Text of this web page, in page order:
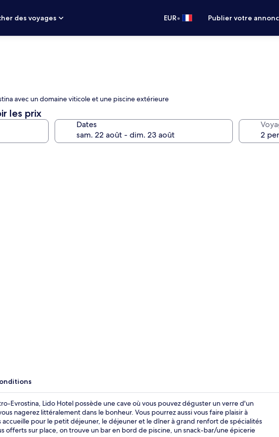
des voyages
EUR• Publier votre
avec un domaine viticole et une piscine extérieure
les prix
Dates
Façade de
Evrostina, Lido Hotel possède une cave où vous pouvez déguster un verre d'un
nagerez littéralement dans le bonheur. Vous pourrez aussi vous faire plaisir à
accueille pour le petit déjeuner, le déjeuner et le dîner à grand renfort de spécialités
offerts sur place, on trouve un bar en bord de piscine, un snack-bar/une épicerie